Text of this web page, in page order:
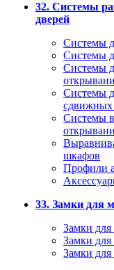
32. Системы
дверей
Системы
Системы
Системы
Системы
сдвижных
Системы
шкафов
Профили
33. Замки для
Замки
Замки
Замки